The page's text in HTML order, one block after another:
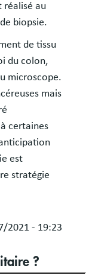
réalisé au
biopsie.
de tissu
du colon,
microscope.
mais
certaines
est
stratégie
2021 - 19:23
?